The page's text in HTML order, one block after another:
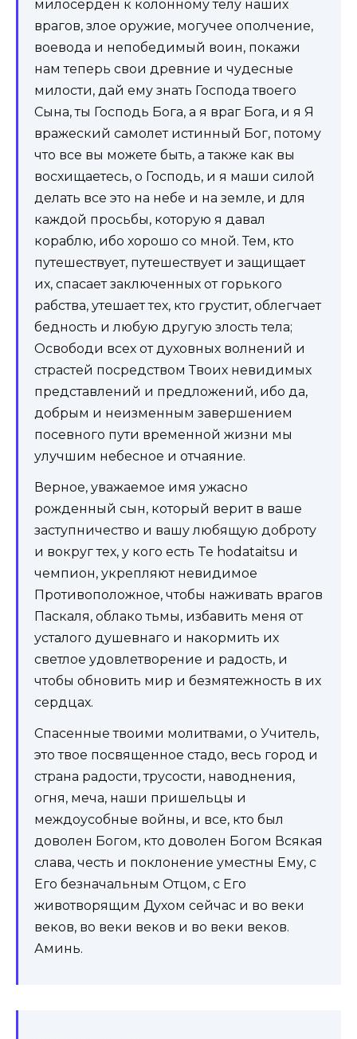
милосерден к колонному телу наших
врагов, злое оружие, могучее ополчение,
воевода и непобедимый воин, покажи
нам теперь свои древние и чудесные
милости, дай ему знать Господа твоего
Сына, ты Господь Бога, а я враг Бога, и я Я
вражеский самолет истинный Бог, потому
что все вы можете быть, а также как вы
восхищаетесь, о Господь, и я маши силой
делать все это на небе и на земле, и для
каждой просьбы, которую я давал
кораблю, ибо хорошо со мной. Тем, кто
путешествует, путешествует и защищает
их, спасает заключенных от горького
рабства, утешает тех, кто грустит, облегчает
бедность и любую другую злость тела;
Освободи всех от духовных волнений и
страстей посредством Твоих невидимых
представлений и предложений, ибо да,
добрым и неизменным завершением
посевного пути временной жизни мы
улучшим небесное и отчаяние.
Верное, уважаемое имя ужасно
рожденный сын, который верит в ваше
заступничество и вашу любящую доброту
и вокруг тех, у кого есть Te hodataitsu и
чемпион, укрепляют невидимое
Противоположное, чтобы наживать врагов
Паскаля, облако тьмы, избавить меня от
усталого душевнаго и накормить их
светлое удовлетворение и радость, и
чтобы обновить мир и безмятежность в их
сердцах.
Спасенные твоими молитвами, о Учитель,
это твое посвященное стадо, весь город и
страна радости, трусости, наводнения,
огня, меча, наши пришельцы и
междоусобные войны, и все, кто был
доволен Богом, кто доволен Богом Всякая
слава, честь и поклонение уместны Ему, с
Его безначальным Отцом, с Его
животворящим Духом сейчас и во веки
веков, во веки веков и во веки веков.
Аминь.